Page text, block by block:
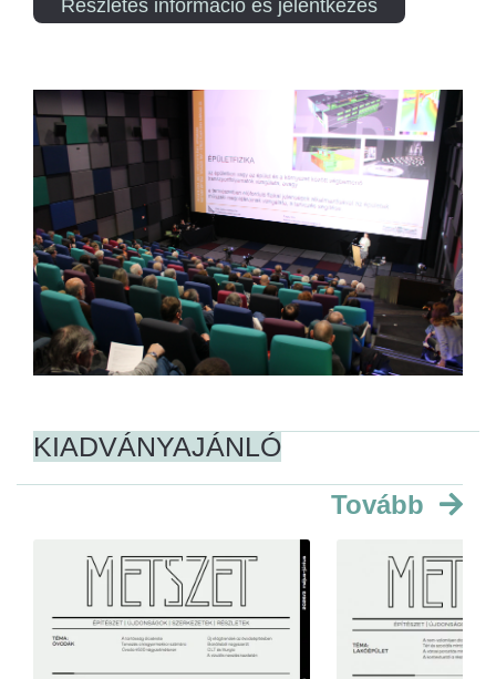
Részletes információ és jelentkezés
KIADVÁNYAJÁNLÓ
Tovább